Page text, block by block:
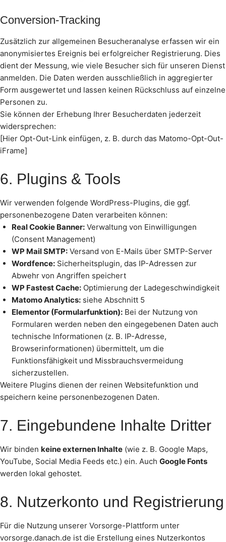
Conversion-Tracking
Zusätzlich zur allgemeinen Besucheranalyse erfassen wir ein
anonymisiertes Ereignis bei erfolgreicher Registrierung. Dies
dient der Messung, wie viele Besucher sich für unseren Dienst
anmelden. Die Daten werden ausschließlich in aggregierter
Form ausgewertet und lassen keinen Rückschluss auf einzelne
Personen zu.
Sie können der Erhebung Ihrer Besucherdaten jederzeit
widersprechen:
[Hier Opt-Out-Link einfügen, z. B. durch das Matomo-Opt-Out-
iFrame]
6. Plugins & Tools
Wir verwenden folgende WordPress-Plugins, die ggf.
personenbezogene Daten verarbeiten können:
Real Cookie Banner:Verwaltung von Einwilligungen
(Consent Management)
WP Mail SMTP:Versand von E-Mails über SMTP-Server
Wordfence:Sicherheitsplugin, das IP-Adressen zur
Abwehr von Angriffen speichert
WP Fastest Cache:Optimierung der Ladegeschwindigkeit
Matomo Analytics:siehe Abschnitt 5
Elementor (Formularfunktion):Bei der Nutzung von
Formularen werden neben den eingegebenen Daten auch
technische Informationen (z. B. IP-Adresse,
Browserinformationen) übermittelt, um die
Funktionsfähigkeit und Missbrauchsvermeidung
sicherzustellen.
Weitere Plugins dienen der reinen Websitefunktion und
speichern keine personenbezogenen Daten.
7. Eingebundene Inhalte Dritter
Wir binden keine externen Inhalte (wie z. B. Google Maps,
YouTube, Social Media Feeds etc.) ein. Auch Google Fonts
werden lokal gehostet.
8. Nutzerkonto und Registrierung
Für die Nutzung unserer Vorsorge-Plattform unter
vorsorge.danach.de ist die Erstellung eines Nutzerkontos